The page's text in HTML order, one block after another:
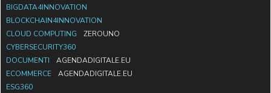
BIGDATA4INNOVATION
BLOCKCHAIN4INNOVATION
CLOUD COMPUTING
ZEROUNO
CYBERSECURITY360
DOCUMENTI
AGENDADIGITALE.EU
ECOMMERCE
AGENDADIGITALE.EU
ESG360